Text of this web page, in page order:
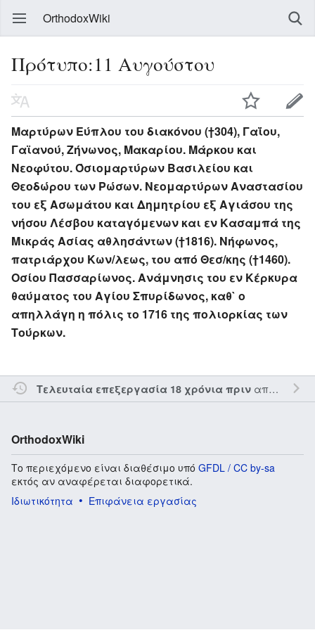
OrthodoxWiki
Πρότυπο:11 Αυγούστου
Μαρτύρων Εύπλου του διακόνου (†304), Γαΐου,
Γαϊανού, Ζήνωνος, Μακαρίου. Μάρκου και
Νεοφύτου. Όσιομαρτύρων Βασιλείου και
Θεοδώρου των Ρώσων. Νεομαρτύρων Αναστασίου
του εξ Ασωμάτου και Δημητρίου εξ Αγιάσου της
νήσου Λέσβου καταγόμενων και εν Κασαμπά της
Μικράς Ασίας αθλησάντων (†1816). Νήφωνος,
πατριάρχου Κων/λεως, του από Θεσ/κης (†1460).
Οσίου Πασσαρίωνος. Ανάμνησις του εν Κέρκυρα
θαύματος του Αγίου Σπυρίδωνος, καθ` ο
απηλλάγη η πόλις το 1716 της πολιορκίας των
Τούρκων.
Τελευταία επεξεργασία 18 χρόνια πριναπό τον την
OrthodoxWiki
Το περιεχόμενο είναι διαθέσιμο υπό GFDL / CC by-sa
εκτός αν αναφέρεται διαφορετικά.
Ιδιωτικότητα
Επιφάνεια εργασίας